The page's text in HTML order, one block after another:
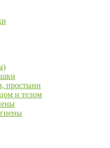
простыни
и телом